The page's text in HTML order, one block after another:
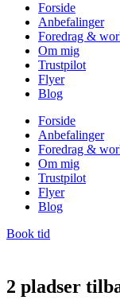
Forside
Anbefalinger
Foredrag &
Om mig
Trustpilot
Flyer
Blog
Forside
Anbefalinger
Foredrag &
Om mig
Trustpilot
Flyer
Blog
Book tid
2 pladser